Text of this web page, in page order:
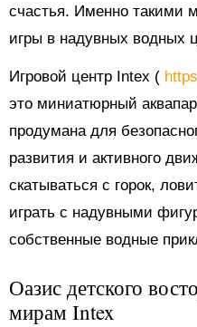
счастья. Именно такими
игры в надувных водных
Игровой центр Intex (
это миниатюрный
продумана для
развития и активного
скатываться с горок,
играть с надувными
собственные водные
Оазис детского
мирам Intex